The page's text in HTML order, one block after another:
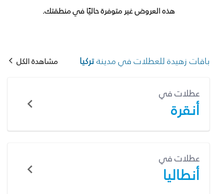
هذه العروض غير متوفرة حاليًا في منطقتك.
باقات زهيدة للعطلات في مدينةتركيا مشاهدة الكل
عطلات في
أنقرة
عطلات في
أنطاليا